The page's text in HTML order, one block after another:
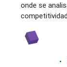
onde se